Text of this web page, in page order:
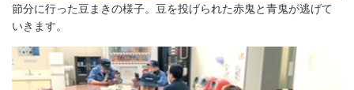
節分に行った豆まきの様子。豆を投げられた赤鬼と青鬼が逃げて
いきます。